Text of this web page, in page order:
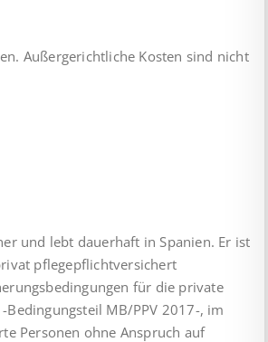
Außergerichtliche Kosten sind nicht
und lebt dauerhaft in Spanien. Er ist
pflegepflichtversichert
für die private
Bedingungsteil MB/PPV 2017-, im
Personen ohne Anspruch auf